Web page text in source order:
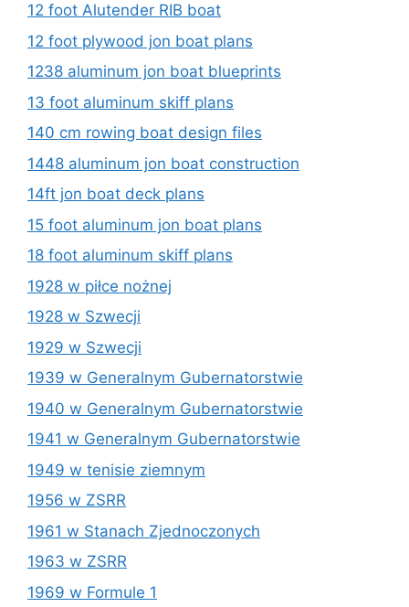
12 foot Alutender RIB boat
12 foot plywood jon boat plans
1238 aluminum jon boat blueprints
13 foot aluminum skiff plans
140 cm rowing boat design files
1448 aluminum jon boat construction
14ft jon boat deck plans
15 foot aluminum jon boat plans
18 foot aluminum skiff plans
1928 w piłce nożnej
1928 w Szwecji
1929 w Szwecji
1939 w Generalnym Gubernatorstwie
1940 w Generalnym Gubernatorstwie
1941 w Generalnym Gubernatorstwie
1949 w tenisie ziemnym
1956 w ZSRR
1961 w Stanach Zjednoczonych
1963 w ZSRR
1969 w Formule 1